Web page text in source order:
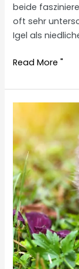
beide
oft sehr
Igel als
Do
eat
snakes?
Read More "